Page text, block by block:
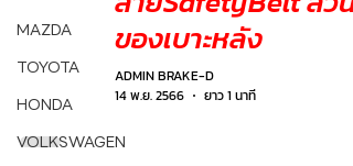
MAZDA
TOYOTA
HONDA
VOLKSWAGEN
ของเบาะหลัง
ADMIN BRAKE-D
14 พ.ย. 2566
ยาว 1 นาที